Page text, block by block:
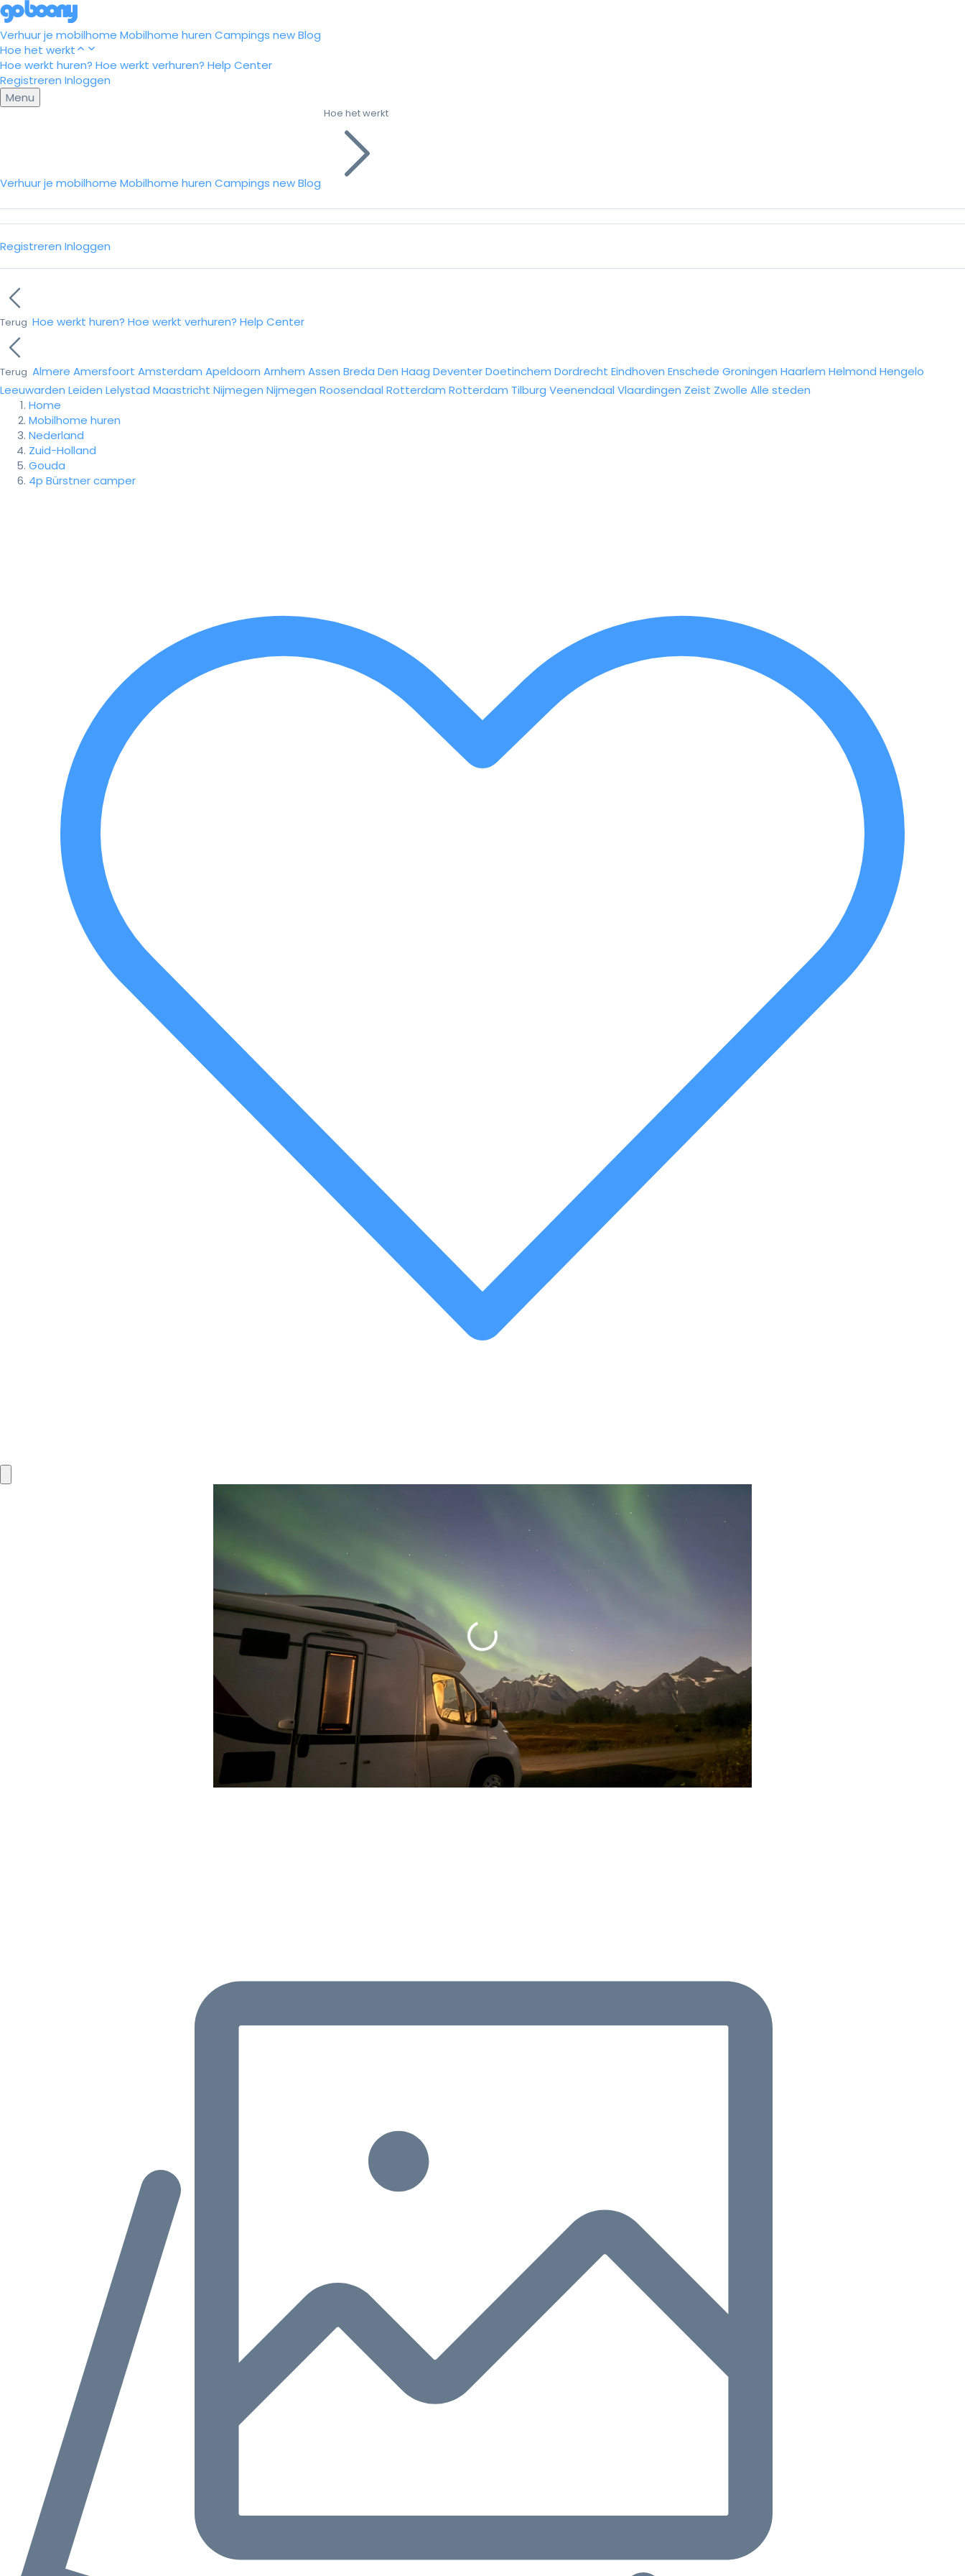
Verhuur je mobilhome Mobilhome huren Campings newBlog
Hoe het werkt
Hoe werkt huren? Hoe werkt verhuren? Help Center
Registreren Inloggen
Menu
Verhuur je mobilhome Mobilhome huren Campings newBlog
Hoe het werkt
Registreren Inloggen
Terug Hoe werkt huren? Hoe werkt verhuren? Help Center
Terug Almere Amersfoort Amsterdam Apeldoorn Arnhem Assen Breda Den Haag DeventerDoetinchem Dordrecht Eindhoven Enschede Groningen Haarlem Helmond Hengelo
Leeuwarden Leiden Lelystad Maastricht Nijmegen Nijmegen Roosendaal Rotterdam Rotterdam Tilburg Veenendaal Vlaardingen Zeist Zwolle Alle steden
Home
Mobilhome huren
Nederland
Zuid-Holland
Gouda
4p Bürstner camper